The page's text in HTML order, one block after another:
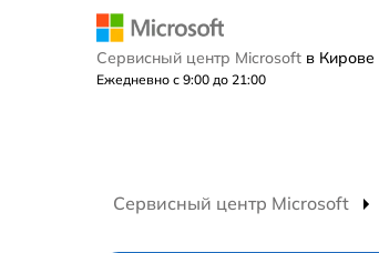
Сервисный центр Microsoft в Кирове
Ежедневно с 9:00 до 21:00
Сервисный центр Microsoft